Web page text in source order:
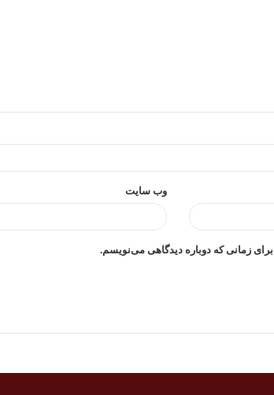
وب‌ سایت
زمانی که دوباره دیدگاهی می‌نویسم.